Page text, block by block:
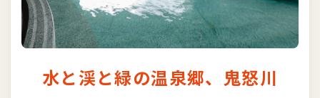
水と渓と緑の温泉郷、鬼怒川